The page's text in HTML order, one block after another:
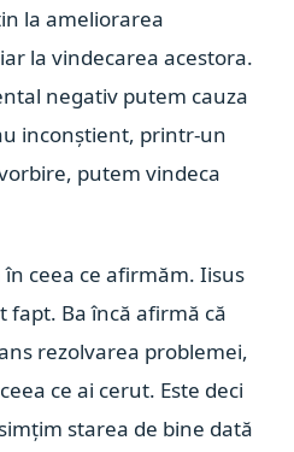
la ameliorarea
la vindecarea acestora.
negativ putem cauza
inconștient, printr-un
putem vindeca
ceea ce afirmăm. Iisus
fapt. Ba încă afirmă că
rezolvarea problemei,
ce ai cerut. Este deci
starea de bine dată